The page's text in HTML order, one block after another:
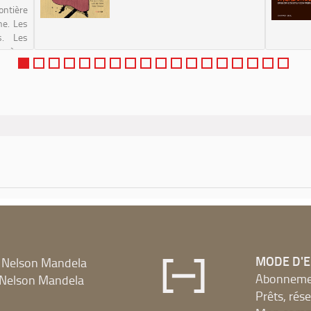
Les
Les
Mandela
Mandela
MODE
Prêts,